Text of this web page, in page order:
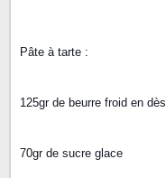
Pâte à tarte :
125gr de beurre froid en dès
70gr de sucre glace